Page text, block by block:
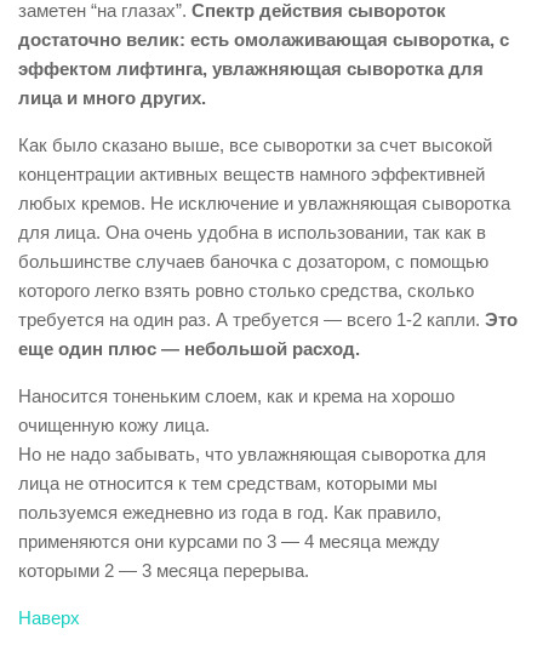
заметен “на глазах”. Спектр действия сывороток
достаточно велик: есть омолаживающая сыворотка, с
эффектом лифтинга, увлажняющая сыворотка для
лица и много других.
Как было сказано выше, все сыворотки за счет высокой
концентрации активных веществ намного эффективней
любых кремов. Не исключение и увлажняющая сыворотка
для лица. Она очень удобна в использовании, так как в
большинстве случаев баночка с дозатором, с помощью
которого легко взять ровно столько средства, сколько
требуется на один раз. А требуется — всего 1-2 капли. Это
еще один плюс — небольшой расход.
Наносится тоненьким слоем, как и крема на хорошо
очищенную кожу лица.
Но не надо забывать, что увлажняющая сыворотка для
лица не относится к тем средствам, которыми мы
пользуемся ежедневно из года в год. Как правило,
применяются они курсами по 3 — 4 месяца между
которыми 2 — 3 месяца перерыва.
Наверх